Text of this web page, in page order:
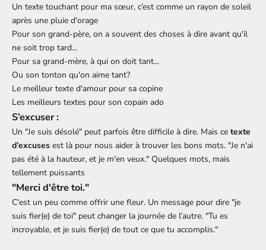
Un texte touchant pour ma sœur, c’est comme un rayon de soleil
après une pluie d'orage
Pour son grand-père, on a souvent des choses à dire avant qu'il
ne soit trop tard...
Pour sa grand-mère, à qui on doit tant...
Ou son tonton qu'on aime tant?
Le meilleur texte d'amour pour sa copine
Les meilleurs textes pour son copain ado
S’excuser :
Un "Je suis désolé" peut parfois être difficile à dire. Mais ce texte
d’excuses est là pour nous aider à trouver les bons mots. "Je n'ai
pas été à la hauteur, et je m'en veux." Quelques mots, mais
tellement puissants
"Merci d'être toi."
C'est un peu comme offrir une fleur. Un message pour dire "je
suis fier(e) de toi" peut changer la journée de l’autre. "Tu es
incroyable, et je suis fier(e) de tout ce que tu accomplis."